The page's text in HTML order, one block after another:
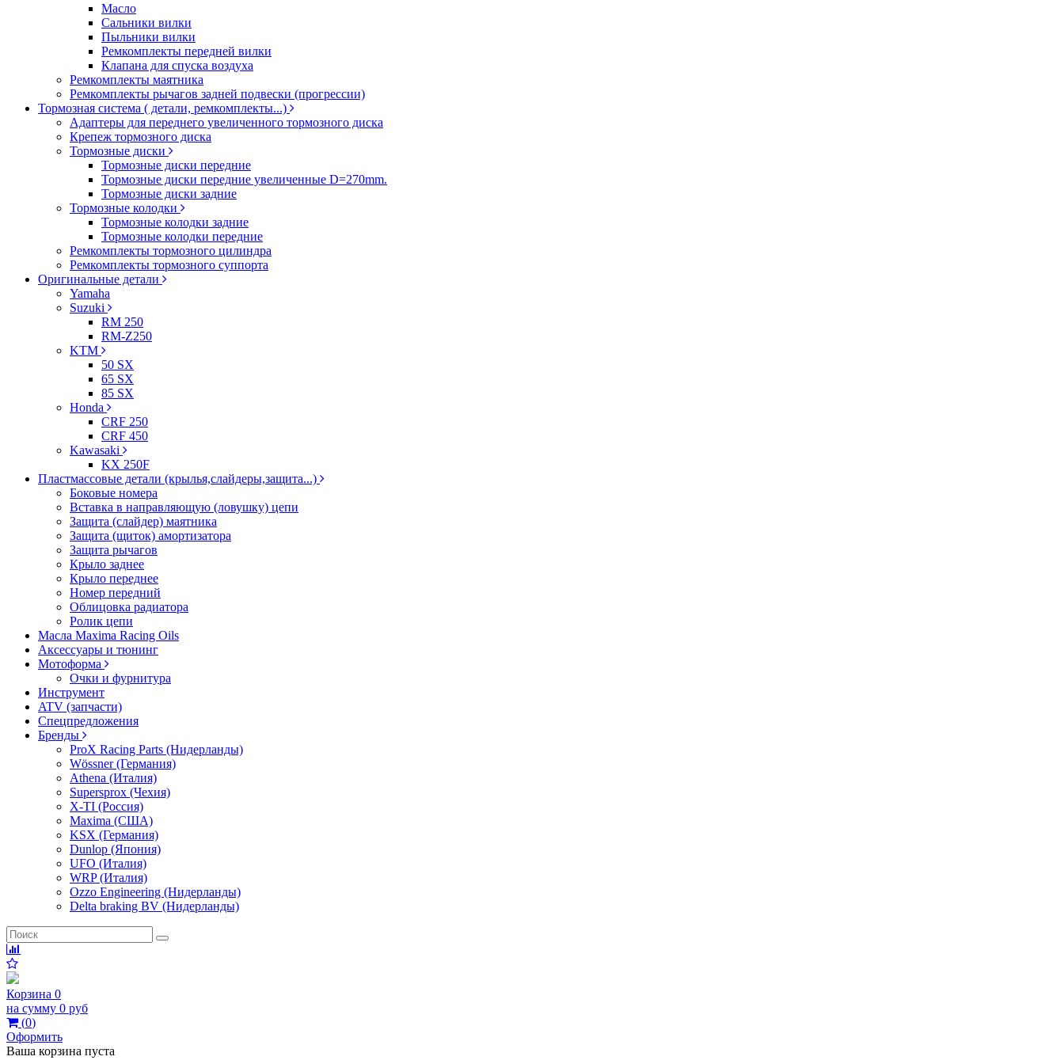
Масло
Сальники вилки
Пыльники вилки
Ремкомплекты передней вилки
Клапана для спуска воздуха
Ремкомплекты маятника
Ремкомплекты рычагов задней подвески (прогрессии)
Тормозная система ( детали, ремкомплекты...)
Адаптеры для переднего увеличенного тормозного диска
Крепеж тормозного диска
Тормозные диски
Тормозные диски передние
Тормозные диски передние увеличенные D=270mm.
Тормозные диски задние
Тормозные колодки
Тормозные колодки задние
Тормозные колодки передние
Ремкомплекты тормозного цилиндра
Ремкомплекты тормозного суппорта
Оригинальные детали
Yamaha
Suzuki
RM 250
RM-Z250
KTM
50 SX
65 SX
85 SX
Honda
CRF 250
CRF 450
Kawasaki
KX 250F
Пластмассовые детали (крылья,слайдеры,защита...)
Боковые номера
Вставка в направляющую (ловушку) цепи
Защита (слайдер) маятника
Защита (щиток) амортизатора
Защита рычагов
Крыло заднее
Крыло переднее
Номер передний
Облицовка радиатора
Ролик цепи
Масла Maxima Racing Oils
Аксессуары и тюнинг
Мотоформа
Очки и фурнитура
Инструмент
ATV (запчасти)
Спецпредложения
Бренды
ProX Racing Parts (Нидерланды)
Wössner (Германия)
Athena (Италия)
Supersprox (Чехия)
X-TI (Россия)
Maxima (США)
KSX (Германия)
Dunlop (Япония)
UFO (Италия)
WRP (Италия)
Ozzo Engineering (Нидерланды)
Delta braking BV (Нидерланды)
Корзина 0
на сумму 0 руб
(0)
Оформить
Ваша корзина пуста